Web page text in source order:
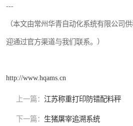
---
（本文由常州华青自动化系统有限公司
迎通过官方渠道与我们联系。）
http://www.hqams.cn
上一篇： 江苏称重打印防错配料秤
下一篇： 生猪屠宰追溯系统